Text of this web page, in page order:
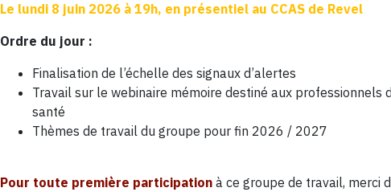
Le lundi 8 juin 2026 à 19h, en présentiel au CCAS de Revel
Ordre du jour :
Finalisation de l’échelle des signaux d’alertes
Travail sur le webinaire mémoire destiné aux professionnels
santé
Thèmes de travail du groupe pour fin 2026 / 2027
Pour toute première participationà ce groupe de travail, merci